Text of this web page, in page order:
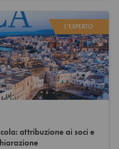
L’ESPERTO
attribuzione ai soci e